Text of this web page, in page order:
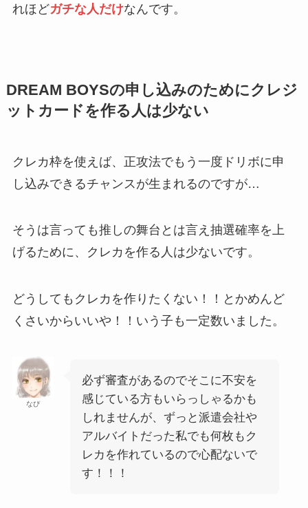
れほどガチな人だけなんです。
DREAM BOYSの申し込みのためにクレジ
ットカードを作る人は少ない
クレカ枠を使えば、正攻法でもう一度ドリボに申
し込みできるチャンスが生まれるのですが…
そうは言っても推しの舞台とは言え抽選確率を上
げるために、クレカを作る人は少ないです。
どうしてもクレカを作りたくない！！とかめんど
くさいからいいや！！いう子も一定数いました。
なぴ
必ず審査があるのでそこに不安を
感じている方もいらっしゃるかも
しれませんが、ずっと派遣会社や
アルバイトだった私でも何枚もク
レカを作れているので心配ないで
す！！！